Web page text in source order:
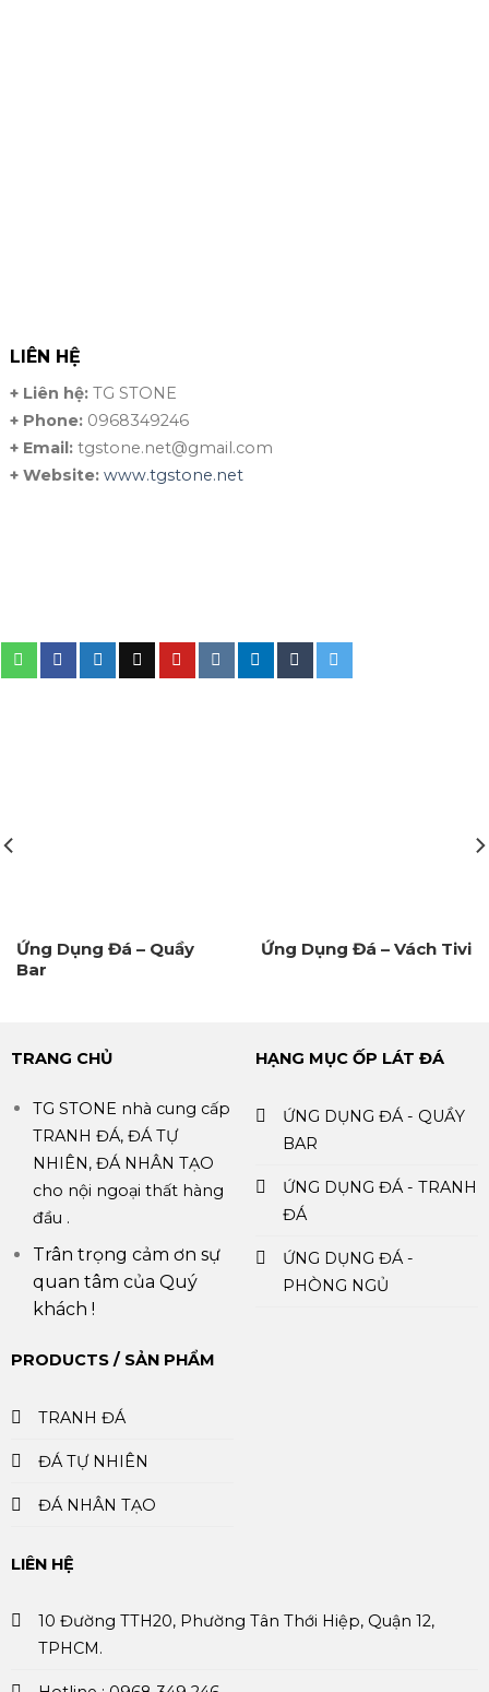
LIÊN HỆ
+ Liên hệ: TG STONE
+ Phone: 0968349246
+ Email: tgstone.net@gmail.com
+ Website: www.tgstone.net
Ứng Dụng Đá – Quầy
Bar
Ứng Dụng Đá – Vách Tivi
TRANG CHỦ
TG STONE nhà cung cấp
TRANH ĐÁ, ĐÁ TỰ
NHIÊN, ĐÁ NHÂN TẠO
cho nội ngoại thất hàng
đầu .
Trân trọng cảm ơn sự
quan tâm của Quý
khách !
HẠNG MỤC ỐP LÁT ĐÁ
ỨNG DỤNG ĐÁ - QUẦY
BAR
ỨNG DỤNG ĐÁ - TRANH
ĐÁ
ỨNG DỤNG ĐÁ -
PHÒNG NGỦ
PRODUCTS / SẢN PHẨM
TRANH ĐÁ
ĐÁ TỰ NHIÊN
ĐÁ NHÂN TẠO
LIÊN HỆ
10 Đường TTH20, Phường Tân Thới Hiệp, Quận 12,
TPHCM.